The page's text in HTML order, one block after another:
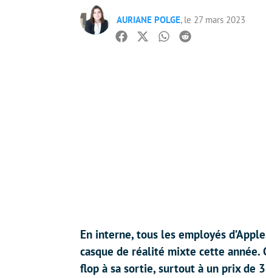
AURIANE POLGE, le 27 mars 2023
Facebook
TwitterWhatsapp
Reddit
En interne, tous les employés
casque de réalité mixte cette année.
flop à sa sortie, surtout à un prix de